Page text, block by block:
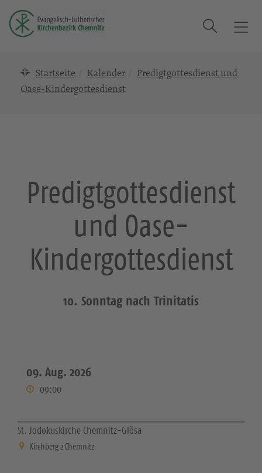
T
Suche
Startseite Kalender
Predigtgottesdienst und
Oase-Kindergottesdienst
Predigtgottesdienst
und Oase-
Kindergottesdienst
10. Sonntag nach Trinitatis
09. Aug. 2026
09:00
St. Jodokuskirche Chemnitz-Glösa
Kirchberg 2 Chemnitz